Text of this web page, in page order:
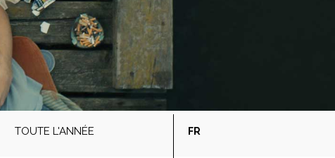
TOUTE L'ANNÉE FR